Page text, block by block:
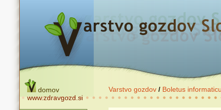
domov
www.zdravgozd.si
Varstvo gozdov / Boletus